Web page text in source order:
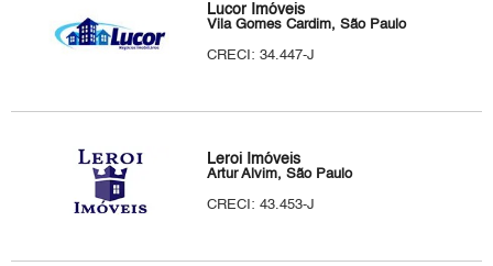
Lucor Imóveis
Vila Gomes Cardim, São Paulo
CRECI: 34.447-J
Leroi Imóveis
Artur Alvim, São Paulo
CRECI: 43.453-J